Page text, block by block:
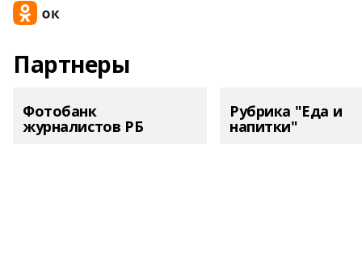
Партнеры
Фотобанк
журналистов РБ
Рубрика "Еда и
напитки"